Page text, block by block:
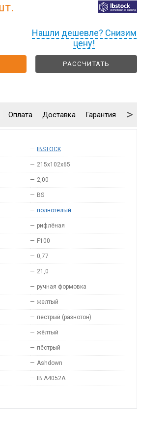
Нашли дешевле? Снизим
цену!
РАССЧИТАТЬ
Оплата Доставка Гарантия >
— IBSTOCK
— 215x102x65
— 2,00
— BS
— полнотелый
— рифлёная
— F100
— 0,77
— 21,0
— ручная формовка
— желтый
— пестрый (разнотон)
— жёлтый
— пёстрый
— Ashdown
— IB A4052A